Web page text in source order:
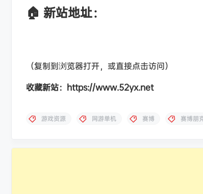
🏠 新站地址：
（复制到浏览器打开，或直接点击访问）
收藏新站：https://www.52yx.net
游戏资源 网游单机 赛博 赛博朋